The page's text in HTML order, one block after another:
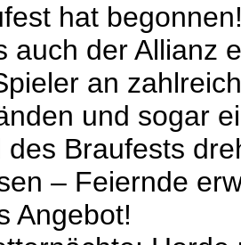
hat
auch der Allianz
an
und sogar
des Braufests
– Feiernde
Angebot!